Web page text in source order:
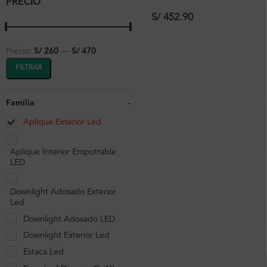
PRECIO
FILTRAR
Precio: S/ 260 — S/ 470
Familia -
Aplique Exterior Led
Aplique Interior Empotrable
LED
Downlight Adosado Exterior
Led
Downlight Adosado LED
Downlight Exterior Led
Estaca Led
3000k, 38º, 80x60x180mm,
S/ 452.90